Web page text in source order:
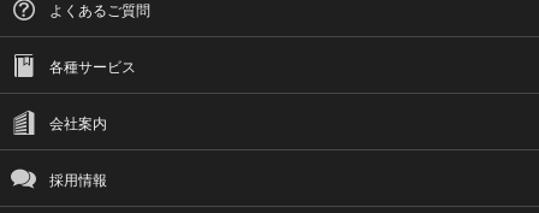
よくあるご質問
各種サービス
会社案内
採用情報